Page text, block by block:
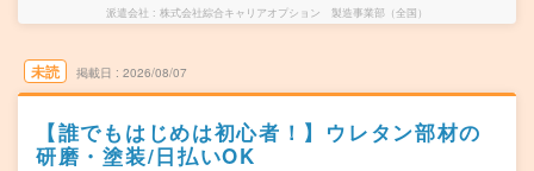
派遣会社 株式会社綜合キャリアオプション 製造事業部（全国）
未読 掲載日 2026/08/07
【誰でもはじめは初心者！】ウレタン部材の
研磨・塗装/日払いOK